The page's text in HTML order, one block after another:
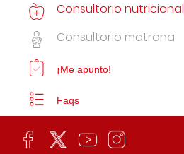
Consultorio nutricional
Consultorio matrona
¡Me apunto!
Faqs